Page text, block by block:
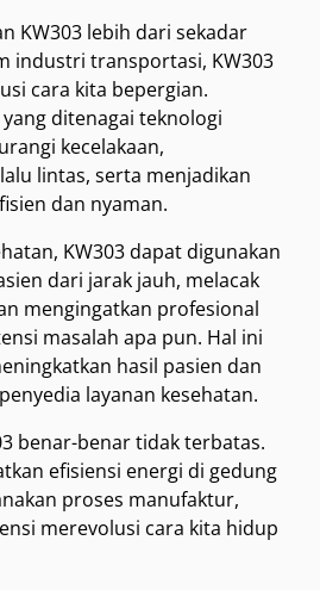
KW303 lebih dari sekadar
industri transportasi, KW303
cara kita bepergian.
ditenagai teknologi
kecelakaan,
lintas, serta menjadikan
dan nyaman.
KW303 dapat digunakan
dari jarak jauh, melacak
mengingatkan profesional
masalah apa pun. Hal ini
hasil pasien dan
layanan kesehatan.
benar-benar tidak terbatas.
efisiensi energi di gedung
proses manufaktur,
merevolusi cara kita hidup